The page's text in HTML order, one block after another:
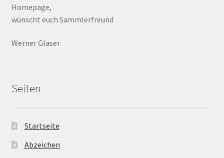
Homepage,
wünscht euch Sammlerfreund
Werner Glaser
Seiten
Startseite
Abzeichen